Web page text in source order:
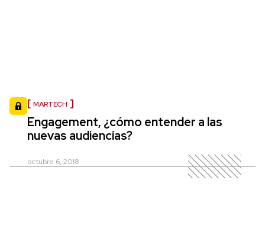
MARTECH
Engagement, ¿cómo entender a las
nuevas audiencias?
octubre 6, 2018